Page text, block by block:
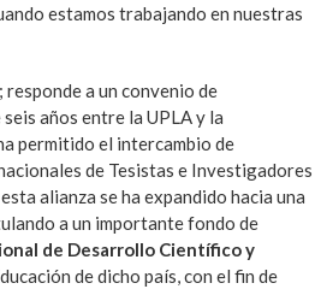
estamos trabajando en nuestras
a un convenio de
años entre la UPLA y la
permitido el intercambio de
de Tesistas e Investigadores
alianza se ha expandido hacia una
a un importante fondo de
de Desarrollo Científico y
de dicho país, con el fin de